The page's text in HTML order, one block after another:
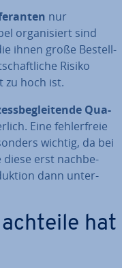
nur
or­ga­ni­siert sind
ihnen große Be­stell­
Risiko
zu hoch ist.
Qua­
Eine feh­ler­freie
wichtig, da bei
diese erst nach­be­
dann un­ter­
hat